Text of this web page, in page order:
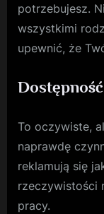
potrzebujesz.
wszystkimi
upewnić, że
To oczywiste,
naprawdę
reklamują się
rzeczywistości
pracy.